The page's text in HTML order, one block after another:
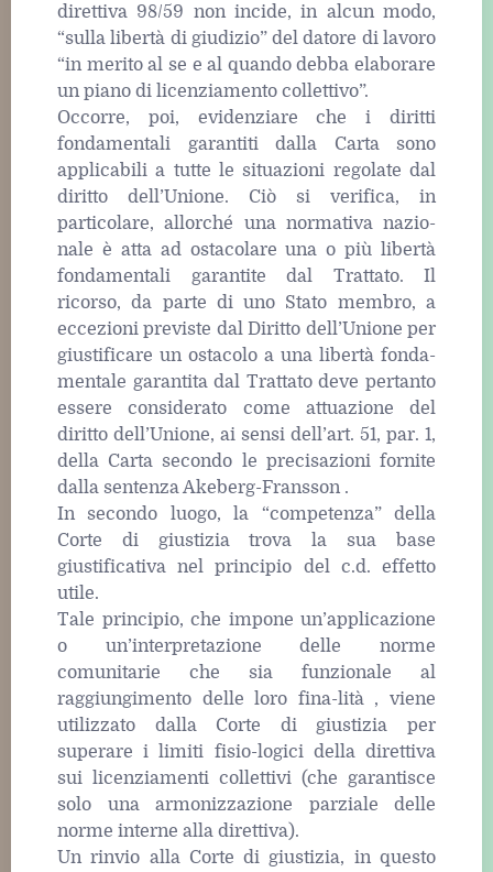
direttiva 98/59 non incide, in alcun modo,
“sulla libertà di giudizio” del datore di lavoro
“in merito al se e al quando debba elaborare
un piano di licenziamento collettivo”.
Occorre, poi, evidenziare che i diritti
fondamentali garantiti dalla Carta sono
applicabili a tutte le situazioni regolate dal
diritto dell’Unione. Ciò si verifica, in
particolare, allorché una normativa nazio-
nale è atta ad ostacolare una o più libertà
fondamentali garantite dal Trattato. Il
ricorso, da parte di uno Stato membro, a
eccezioni previste dal Diritto dell’Unione per
giustificare un ostacolo a una libertà fonda-
mentale garantita dal Trattato deve pertanto
essere considerato come attuazione del
diritto dell’Unione, ai sensi dell’art. 51, par. 1,
della Carta secondo le precisazioni fornite
dalla sentenza Akeberg-Fransson .
In secondo luogo, la “competenza” della
Corte di giustizia trova la sua base
giustificativa nel principio del c.d. effetto
utile.
Tale principio, che impone un’applicazione
o un’interpretazione delle norme
comunitarie che sia funzionale al
raggiungimento delle loro fina-lità , viene
utilizzato dalla Corte di giustizia per
superare i limiti fisio-logici della direttiva
sui licenziamenti collettivi (che garantisce
solo una armonizzazione parziale delle
norme interne alla direttiva).
Un rinvio alla Corte di giustizia, in questo